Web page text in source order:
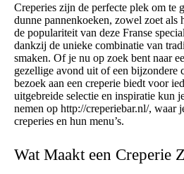
Creperies zijn de perfecte plek om te
dunne pannenkoeken, zowel zoet als
de populariteit van deze Franse
dankzij de unieke combinatie van
smaken. Of je nu op zoek bent naar
gezellige avond uit of een bijzondere
bezoek aan een creperie biedt voor
uitgebreide selectie en inspiratie kun
nemen op http://creperiebar.nl/, waar
creperies en hun menu’s.
Wat Maakt een Creperie